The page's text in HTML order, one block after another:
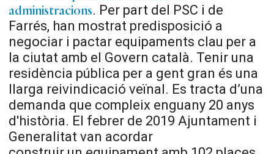
administracions. Per part del PSC i de
Farrés, han mostrat predisposició a
negociar i pactar equipaments clau per a
la ciutat amb el Govern català. Tenir una
residència pública per a gent gran és una
llarga reivindicació veïnal. Es tracta d’una
demanda que compleix enguany 20 anys
d'història. El febrer de 2019 Ajuntament i
Generalitat van acordar